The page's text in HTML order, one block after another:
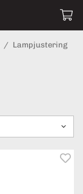
/ Lampjustering